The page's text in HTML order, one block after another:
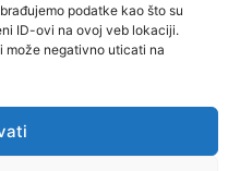
podatke kao što su
ID-ovi na ovoj veb lokaciji.
može negativno uticati na